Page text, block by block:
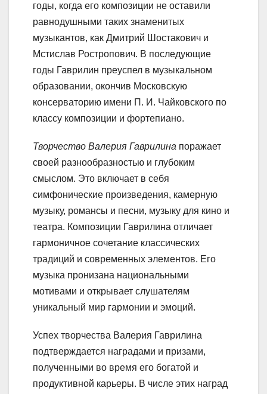
годы, когда его композиции не оставили
равнодушными таких знаменитых
музыкантов, как Дмитрий Шостакович и
Мстислав Ростропович. В последующие
годы Гаврилин преуспел в музыкальном
образовании, окончив Московскую
консерваторию имени П. И. Чайковского по
классу композиции и фортепиано.
Творчество Валерия Гаврилина поражает
своей разнообразностью и глубоким
смыслом. Это включает в себя
симфонические произведения, камерную
музыку, романсы и песни, музыку для кино и
театра. Композиции Гаврилина отличает
гармоничное сочетание классических
традиций и современных элементов. Его
музыка пронизана национальными
мотивами и открывает слушателям
уникальный мир гармонии и эмоций.
Успех творчества Валерия Гаврилина
подтверждается наградами и призами,
полученными во время его богатой и
продуктивной карьеры. В числе этих наград